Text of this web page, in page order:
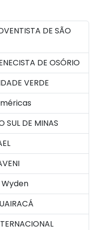
DE SÃO
DE OSÓRIO
VERDE
SUL DE MINAS